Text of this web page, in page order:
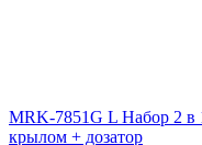
MRK-7851G L Набор 2
крылом + дозатор